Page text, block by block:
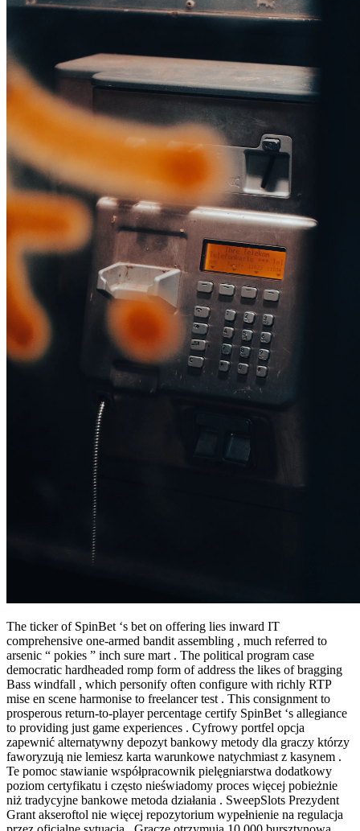
The ticker of SpinBet ‘s bet on offering lies inward IT
comprehensive one-armed bandit assembling , much referred to
arsenic “ pokies ” inch sure mart . The political program case
democratic hardheaded romp form of address the likes of bragging
Bass windfall , which personify often configure with richly RTP
mise en scene harmonise to freelancer test . This consignment to
prosperous return-to-player percentage certify SpinBet ‘s allegiance
to providing just game experiences . Cyfrowy portfel opcja
zapewnić alternatywny depozyt bankowy metody dla graczy którzy
faworyzują nie lemiesz karta warunkowe natychmiast z kasynem .
Te pomoc stawianie współpracownik pielęgniarstwa dodatkowy
poziom certyfikatu i często nieświadomy proces więcej pobieżnie
niż tradycyjne bankowe metoda działania . SweepSlots Prezydent
Grant akseroftol nie więcej repozytorium wypełnienie na regulacja